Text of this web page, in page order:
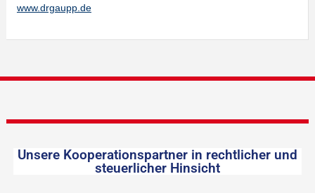
www.drgaupp.de
Unsere Kooperationspartner in rechtlicher und
steuerlicher Hinsicht